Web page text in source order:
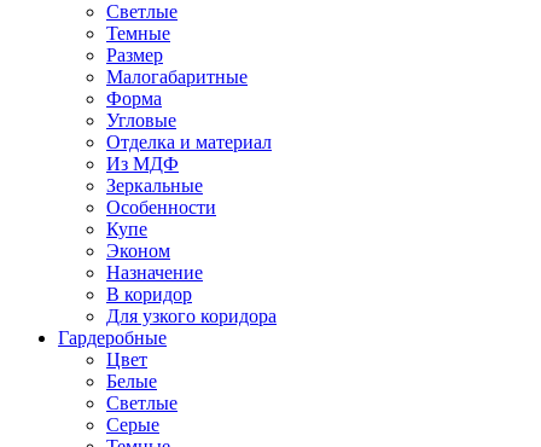
Светлые
Темные
Размер
Малогабаритные
Форма
Угловые
Отделка и материал
Из МДФ
Зеркальные
Особенности
Купе
Эконом
Назначение
В коридор
Для узкого коридора
Гардеробные
Цвет
Белые
Светлые
Серые